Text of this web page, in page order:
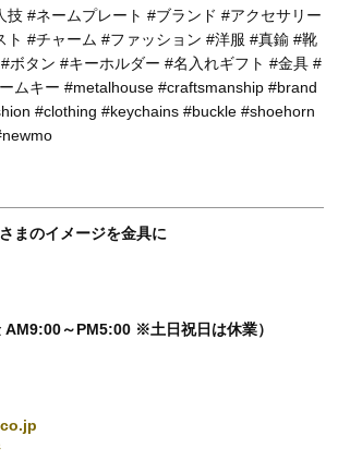
技 #ネームプレート #ブランド #アクセサリー
ト #チャーム #ファッション #洋服 #真鍮 #靴
ボタン #キーホルダー #名入れギフト #金具 #
ムキー #metalhouse #craftsmanship #brand
#clothing #keychains #buckle #shoehorn
まのイメージを金具に
AM9:00～PM5:00 ※土日祝日は休業）